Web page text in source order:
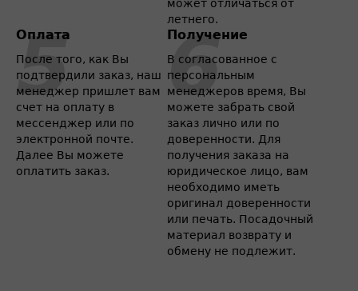
может отличаться от
летнего.
Оплата
После того, как Вы
подтвердили заказ, наш
менеджер пришлет вам
счет на оплату в
мессенджер или по
электронной почте.
Далее Вы можете
оплатить заказ.
Получение
В согласованное с
персональным
менеджеров время, Вы
можете забрать свой
заказ лично или по
доверенности. Для
получения заказа на
юридическое лицо, вам
необходимо иметь
оригинал доверенности
или печать. Посадочный
материал возврату и
обмену не подлежит.